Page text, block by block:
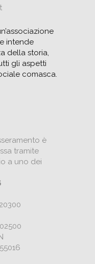
intende
della storia,
gli aspetti
comasca.
è
tramite
a uno dei